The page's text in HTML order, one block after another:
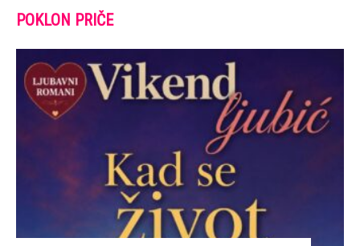
POKLON PRIČE